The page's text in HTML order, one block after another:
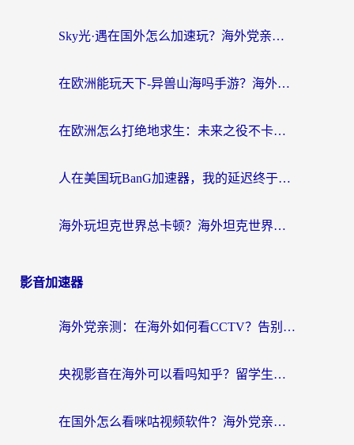
Sky光·遇在国外怎么加速玩？海外党亲测有效的国服游戏加速指南
在欧洲能玩天下-异兽山海吗手游？海外玩家的加速器生存指南
在欧洲怎么打绝地求生：未来之役不卡？留学生亲测的加速器避坑指南
人在美国玩BanG加速器，我的延迟终于绿了
海外玩坦克世界总卡顿？海外坦克世界加速器有哪些？实测好用的选择在这里
影音加速器
海外党亲测：在海外如何看CCTV？告别“仅限大陆播放”的实用指南
央视影音在海外可以看吗知乎？留学生亲测：3步解决地域限制+追剧自由
在国外怎么看咪咕视频软件？海外党亲测有效的回国加速方案